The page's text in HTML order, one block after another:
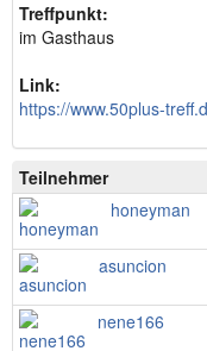
Treffpunkt:
im Gasthaus
Link:
https://www.50plus-
Teilnehmer
honeyman
asuncion
nene166